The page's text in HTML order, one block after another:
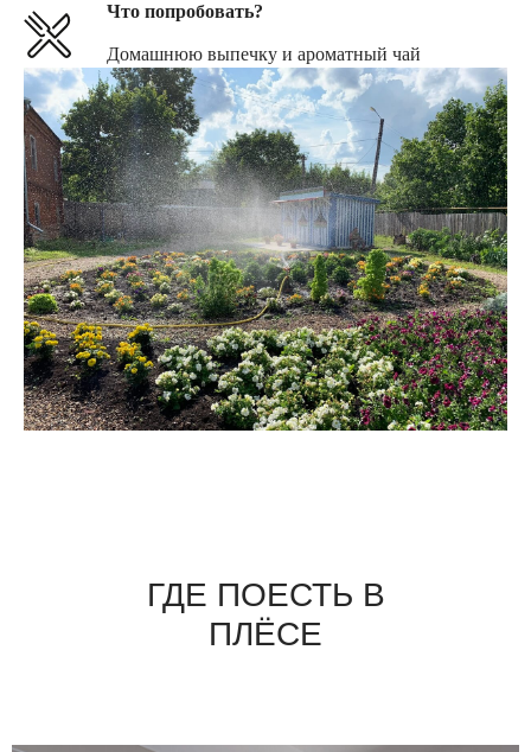
Что попробовать?
Домашнюю выпечку и ароматный чай
ГДЕ ПОЕСТЬ В
ПЛЁСЕ